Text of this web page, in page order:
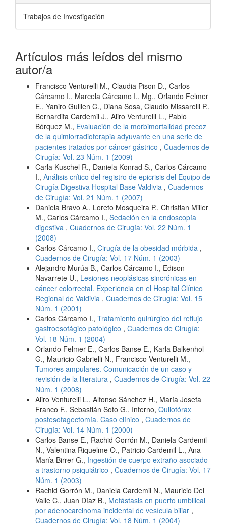
Trabajos de Investigación
Artículos más leídos del mismo
autor/a
Francisco Venturelli M., Claudia Pison D., Carlos
Cárcamo I., Marcela Cárcamo I., Mg., Orlando Felmer
E., Yaniro Guillen C., Diana Sosa, Claudio Missarelli P.,
Bernardita Cardemil J., Aliro Venturelli L., Pablo
Bórquez M., Evaluación de la morbimortalidad precoz
de la quimiorradioterapia adyuvante en una serie de
pacientes tratados por cáncer gástrico , Cuadernos de
Cirugía: Vol. 23 Núm. 1 (2009)
Carla Kuschel R., Daniela Konrad S., Carlos Cárcamo
I., Análisis crítico del registro de epicrisis del Equipo de
Cirugía Digestiva Hospital Base Valdivia , Cuadernos
de Cirugía: Vol. 21 Núm. 1 (2007)
Daniela Bravo A., Loreto Mosqueira P., Christian Miller
M., Carlos Cárcamo I., Sedación en la endoscopía
digestiva , Cuadernos de Cirugía: Vol. 22 Núm. 1
(2008)
Carlos Cárcamo I., Cirugía de la obesidad mórbida ,
Cuadernos de Cirugía: Vol. 17 Núm. 1 (2003)
Alejandro Murúa B., Carlos Cárcamo I., Edison
Navarrete U., Lesiones neoplásicas sincrónicas en
cáncer colorrectal. Experiencia en el Hospital Clínico
Regional de Valdivia , Cuadernos de Cirugía: Vol. 15
Núm. 1 (2001)
Carlos Cárcamo I., Tratamiento quirúrgico del reflujo
gastroesofágico patológico , Cuadernos de Cirugía:
Vol. 18 Núm. 1 (2004)
Orlando Felmer E., Carlos Banse E., Karla Balkenhol
G., Mauricio Gabrielli N., Francisco Venturelli M.,
Tumores ampulares. Comunicación de un caso y
revisión de la literatura , Cuadernos de Cirugía: Vol. 22
Núm. 1 (2008)
Aliro Venturelli L., Alfonso Sánchez H., María Josefa
Franco F., Sebastián Soto G., Interno, Quilotórax
postesofagectomía. Caso clínico , Cuadernos de
Cirugía: Vol. 14 Núm. 1 (2000)
Carlos Banse E., Rachid Gorrón M., Daniela Cardemil
N., Valentina Riquelme O., Patricio Cardemil L., Ana
María Birrer G., Ingestión de cuerpo extraño asociado
a trastorno psiquiátrico , Cuadernos de Cirugía: Vol. 17
Núm. 1 (2003)
Rachid Gorrón M., Daniela Cardemil N., Mauricio Del
Valle C., Juan Díaz B., Metástasis en puerto umbilical
por adenocarcinoma incidental de vesícula biliar ,
Cuadernos de Cirugía: Vol. 18 Núm. 1 (2004)